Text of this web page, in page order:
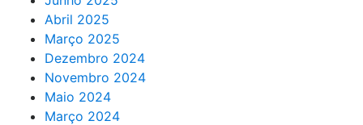
Abril 2025
Março 2025
Dezembro 2024
Novembro 2024
Maio 2024
Março 2024